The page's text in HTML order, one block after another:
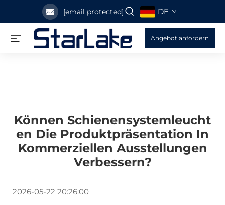
[email protected] DE
Angebot anfordern
Können Schienensystemleucht
En Die Produktpräsentation In
Kommerziellen Ausstellungen
Verbessern?
2026-05-22 20:26:00